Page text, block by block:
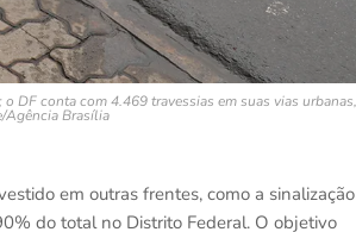
DF conta com 4.469 travessias em suas vias urbanas,
Agência Brasília
em outras frentes, como a sinalização
do total no Distrito Federal. O objetivo